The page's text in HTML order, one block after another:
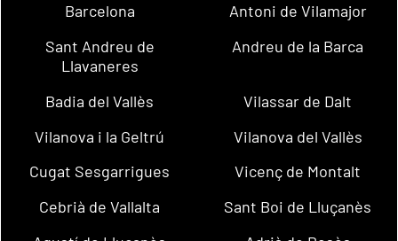
Barcelona
Antoni de Vilamajor
Sant Andreu de
Llavaneres
Andreu de la Barca
Badia del Vallès
Vilassar de Dalt
Vilanova i la Geltrú
Vilanova del Vallès
Cugat Sesgarrigues
Vicenç de Montalt
Cebrià de Vallalta
Sant Boi de Lluçanès